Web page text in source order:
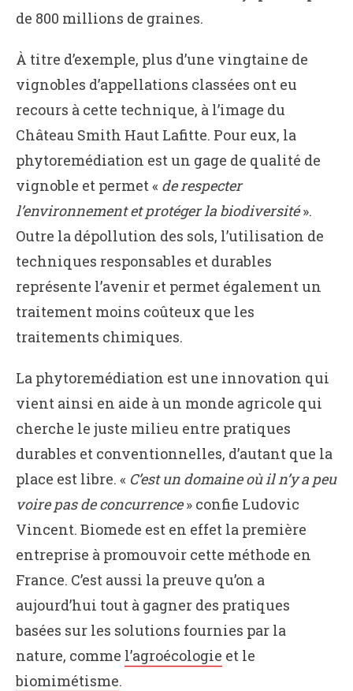
de 800 millions de graines.
À titre d’exemple, plus d’une vingtaine de
vignobles d’appellations classées ont eu
recours à cette technique, à l’image du
Château Smith Haut Lafitte. Pour eux, la
phytoremédiation est un gage de qualité de
vignoble et permet « de respecter
l’environnement et protéger la biodiversité».
Outre la dépollution des sols, l’utilisation de
techniques responsables et durables
représente l’avenir et permet également un
traitement moins coûteux que les
traitements chimiques.
La phytoremédiation est une innovation qui
vient ainsi en aide à un monde agricole qui
cherche le juste milieu entre pratiques
durables et conventionnelles, d’autant que la
place est libre. « C’est un domaine où il n’y a peu
voire pas de concurrence» confie Ludovic
Vincent. Biomede est en effet la première
entreprise à promouvoir cette méthode en
France. C’est aussi la preuve qu’on a
aujourd’hui tout à gagner des pratiques
basées sur les solutions fournies par la
nature, comme l’agroécologie et le
biomimétisme.